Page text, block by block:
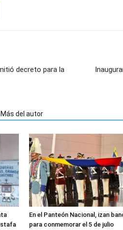
decreto para la
Más del autor
En el Panteón Nacional, izan
para conmemorar el 5 de julio